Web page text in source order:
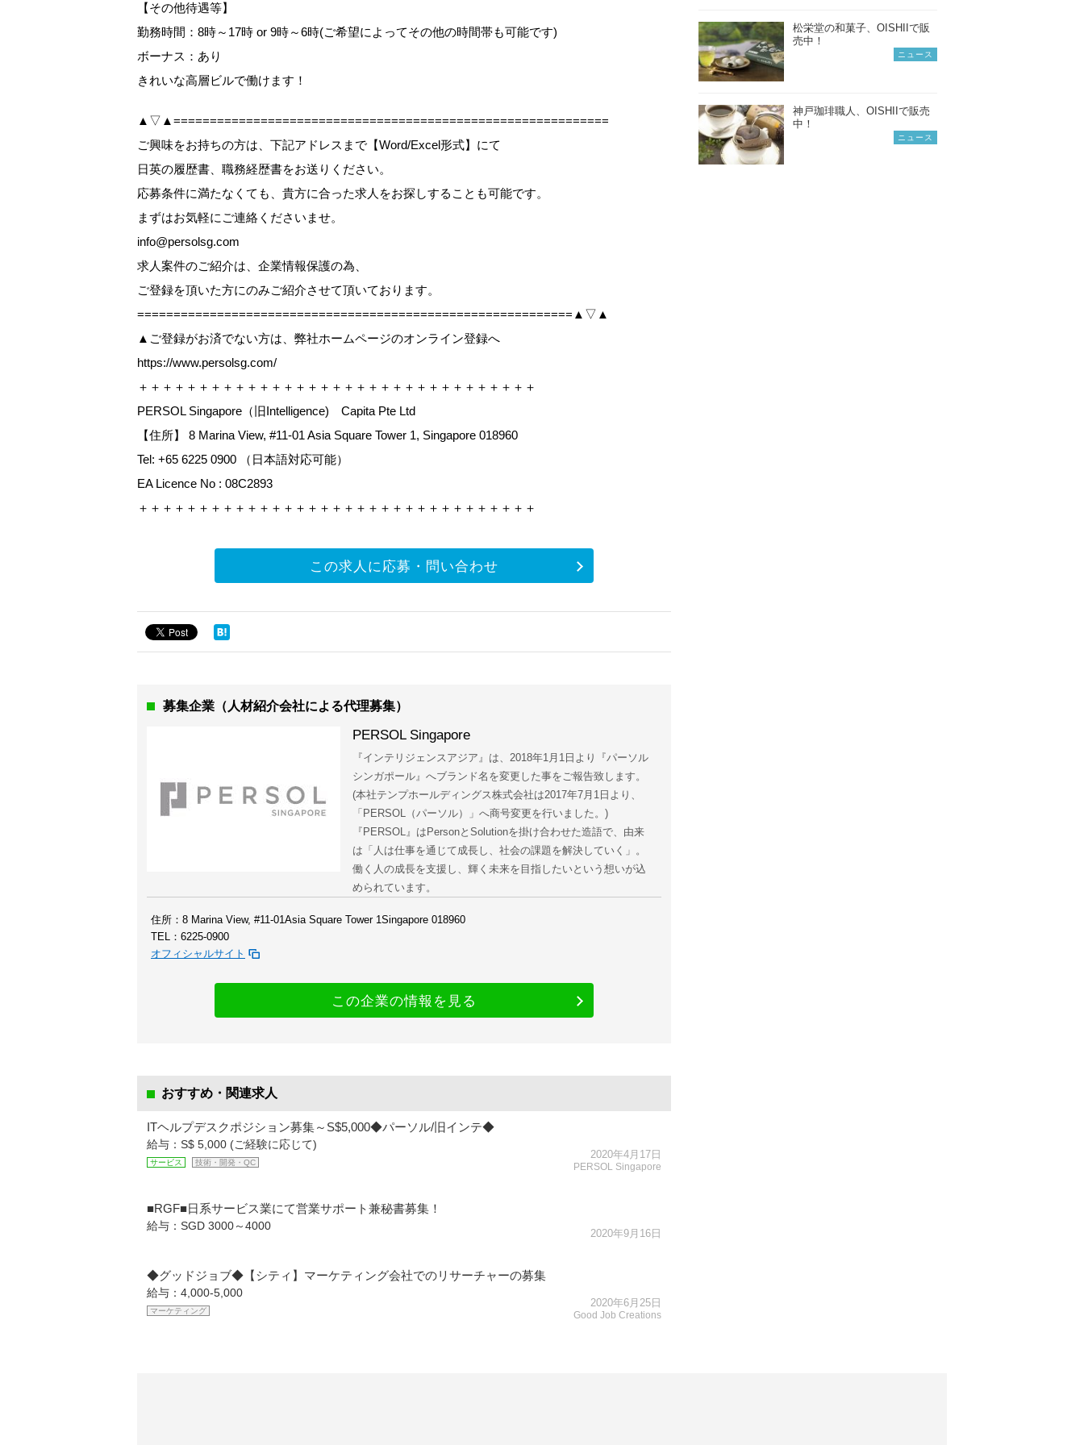
【その他待遇等】
勤務時間：8時～17時 or 9時～6時(ご希望によってその他の時間帯も可能です)
ボーナス：あり
きれいな高層ビルで働けます！
▲▽▲============================================================
ご興味をお持ちの方は、下記アドレスまで【Word/Excel形式】にて
日英の履歴書、職務経歴書をお送りください。
応募条件に満たなくても、貴方に合った求人をお探しすることも可能です。
まずはお気軽にご連絡くださいませ。
info@persolsg.com
求人案件のご紹介は、企業情報保護の為、
ご登録を頂いた方にのみご紹介させて頂いております。
============================================================▲▽▲
▲ご登録がお済でない方は、弊社ホームページのオンライン登録へ
https://www.persolsg.com/
＋＋＋＋＋＋＋＋＋＋＋＋＋＋＋＋＋＋＋＋＋＋＋＋＋＋＋＋＋＋＋＋＋
PERSOL Singapore（旧Intelligence) Capita Pte Ltd
【住所】 8 Marina View, #11-01 Asia Square Tower 1, Singapore 018960
Tel: +65 6225 0900 （日本語対応可能）
EA Licence No : 08C2893
＋＋＋＋＋＋＋＋＋＋＋＋＋＋＋＋＋＋＋＋＋＋＋＋＋＋＋＋＋＋＋＋＋
この求人に応募・問い合わせ
募集企業（人材紹介会社による代理募集）
PERSOL Singapore
『インテリジェンスアジア』は、2018年1月1日より『パーソル
シンガポール』へブランド名を変更した事をご報告致します。
(本社テンプホールディングス株式会社は2017年7月1日より、
「PERSOL（パーソル）」へ商号変更を行いました。)
『PERSOL』はPersonとSolutionを掛け合わせた造語で、由来
は「人は仕事を通じて成長し、社会の課題を解決していく」。
働く人の成長を支援し、輝く未来を目指したいという想いが込
められています。
住所：8 Marina View, #11-01Asia Square Tower 1Singapore 018960
TEL：6225-0900
オフィシャルサイト
この企業の情報を見る
おすすめ・関連求人
ITヘルプデスクポジション募集～S$5,000◆パーソル/旧インテ◆
給与：S$ 5,000 (ご経験に応じて)
サービス 技術・開発・QC
2020年4月17日
PERSOL Singapore
■RGF■日系サービス業にて営業サポート兼秘書募集！
給与：SGD 3000～4000
2020年9月16日
◆グッドジョブ◆【シティ】マーケティング会社でのリサーチャーの募集
給与：4,000-5,000
マーケティング
2020年6月25日
Good Job Creations
松栄堂の和菓子、OISHIIで販
売中！
ニュース
神戸珈琲職人、OISHIIで販売
中！
ニュース